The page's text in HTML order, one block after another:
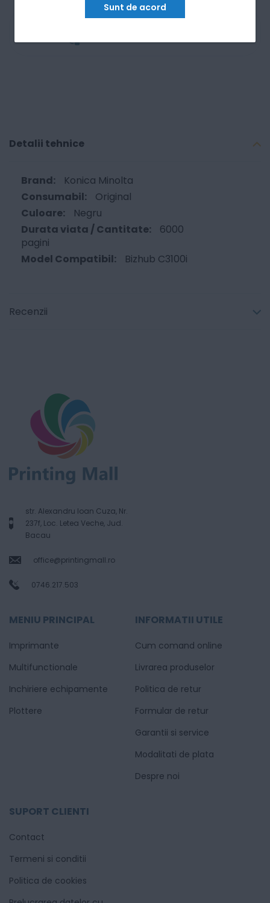
Sunt de acord
Detalii tehnice
Konica Minolta
Original
Negru
6000
pagini
Bizhub C3100i
Recenzii
str. Alexandru Ioan Cuza, Nr.
237f, Loc. Letea Veche, Jud.
Bacau
office@printingmall.ro
0746.217.503
MENIU PRINCIPAL
Imprimante
Multifunctionale
Inchiriere echipamente
Plottere
INFORMATII UTILE
Cum comand online
Livrarea produselor
Politica de retur
Formular de retur
Garantii si service
Modalitati de plata
Despre noi
SUPORT CLIENTI
Contact
Termeni si conditii
Politica de cookies